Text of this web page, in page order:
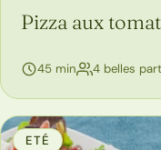
Pizza aux
45 min 4 belles
ETÉ